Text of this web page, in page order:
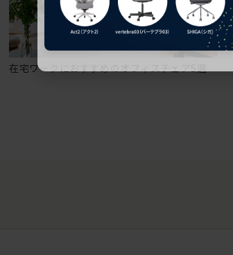
在宅ワークにおすすめのオフィスチェア5選